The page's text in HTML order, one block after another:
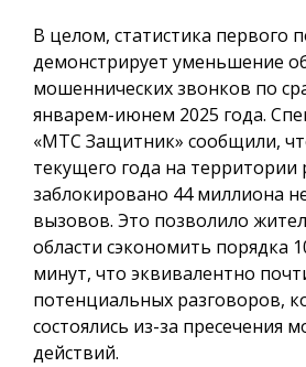
В целом, статистика первого
демонстрирует уменьшение
мошеннических звонков по
январем-июнем 2025 года.
«МТС Защитник» сообщили,
текущего года на территории
заблокировано 44 миллиона
вызовов. Это позволило
области сэкономить порядка
минут, что эквивалентно
потенциальных разговоров,
состоялись из-за пресечения
действий.